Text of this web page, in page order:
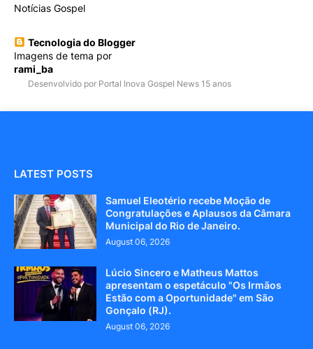
Notícias Gospel
Tecnologia do Blogger
Imagens de tema por
rami_ba
Desenvolvido por Portal Inova Gospel News 15 anos
LATEST POSTS
Samuel Eleotério recebe Moção de
Congratulações e Aplausos da Câmara
Municipal do Rio de Janeiro.
August 06, 2026
Lúcio Sincero e Matheus Mattos
apresentam o espetáculo "Os Irmãos
Estão com a Oportunidade" em São
Gonçalo (RJ).
August 06, 2026